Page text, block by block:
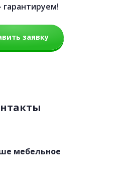
гарантируем!
заявку
мебельное